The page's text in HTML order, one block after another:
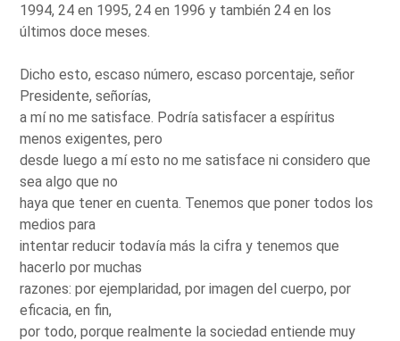
1994, 24 en 1995, 24 en 1996 y también 24 en los
últimos doce meses.
Dicho esto, escaso número, escaso porcentaje, señor
Presidente, señorías,
a mí no me satisface. Podría satisfacer a espíritus
menos exigentes, pero
desde luego a mí esto no me satisface ni considero que
sea algo que no
haya que tener en cuenta. Tenemos que poner todos los
medios para
intentar reducir todavía más la cifra y tenemos que
hacerlo por muchas
razones: por ejemplaridad, por imagen del cuerpo, por
eficacia, en fin,
por todo, porque realmente la sociedad entiende muy